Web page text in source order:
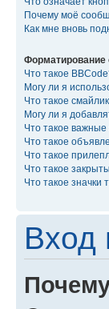
Почему моё
Как мне вновь
Форматирование
Что такое
Могу ли я
Что такое
Могу ли я
Что такое
Что такое
Что такое
Что такое
Что такое значки
Вход